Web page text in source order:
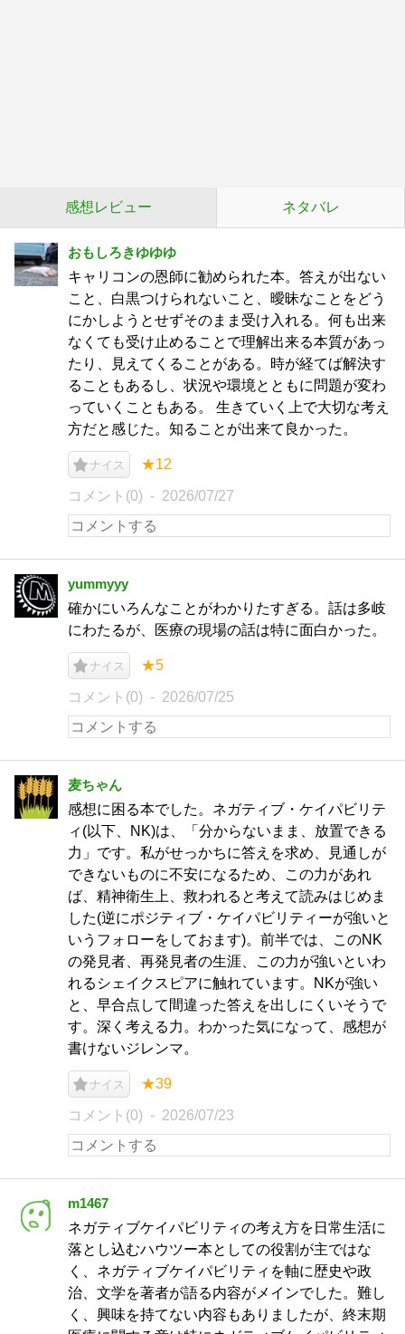
感想レビュー ネタバレ
おもしろきゆゆゆ
キャリコンの恩師に勧められた本。答えが出ない
こと、白黒つけられないこと、曖昧なことをどう
にかしようとせずそのまま受け入れる。何も出来
なくても受け止めることで理解出来る本質があっ
たり、見えてくることがある。時が経てば解決す
ることもあるし、状況や環境とともに問題が変わ
っていくこともある。 生きていく上で大切な考え
方だと感じた。知ることが出来て良かった。
ナイス ★12
コメント(0) 2026/07/27
yummyyy
確かにいろんなことがわかりたすぎる。話は多岐
にわたるが、医療の現場の話は特に面白かった。
ナイス ★5
コメント(0) 2026/07/25
麦ちゃん
感想に困る本でした。ネガティブ・ケイパビリテ
ィ(以下、NK)は、「分からないまま、放置できる
力」です。私がせっかちに答えを求め、見通しが
できないものに不安になるため、この力があれ
ば、精神衛生上、救われると考えて読みはじめま
した(逆にポジティブ・ケイパビリティーが強いと
いうフォローをしておます)。前半では、このNK
の発見者、再発見者の生涯、この力が強いといわ
れるシェイクスピアに触れています。NKが強い
と、早合点して間違った答えを出しにくいそうで
す。深く考える力。わかった気になって、感想が
書けないジレンマ。
ナイス ★39
コメント(0) 2026/07/23
m1467
ネガティブケイパビリティの考え方を日常生活に
落とし込むハウツー本としての役割が主ではな
く、ネガティブケイパビリティを軸に歴史や政
治、文学を著者が語る内容がメインでした。難し
く、興味を持てない内容もありましたが、終末期